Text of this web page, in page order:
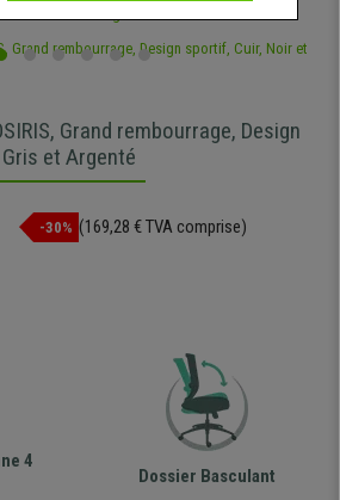
Grand rembourrage, Design
et Argenté
-30% (169,28 € TVA comprise)
4
Dossier Basculant